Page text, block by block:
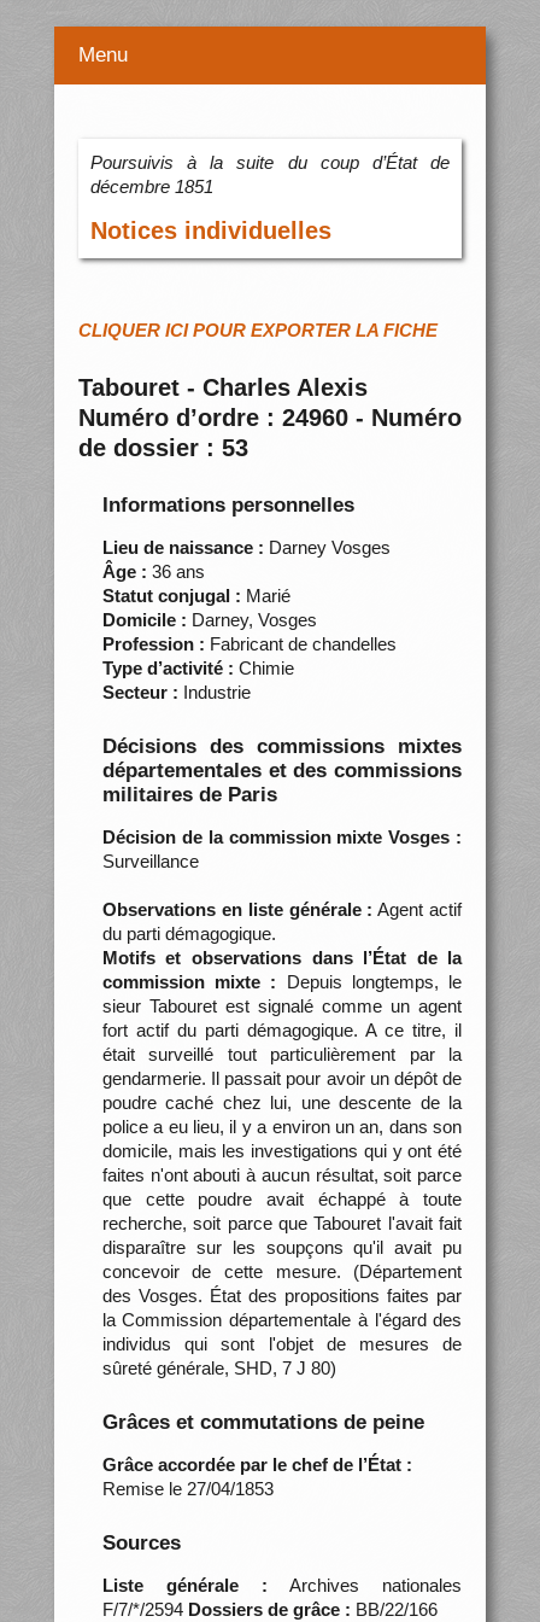
Menu
Poursuivis à la suite du coup d’État de
décembre 1851
Notices individuelles
CLIQUER ICI POUR EXPORTER LA FICHE
Tabouret - Charles Alexis
Numéro d’ordre : 24960 - Numéro
de dossier : 53
Informations personnelles
Lieu de naissance : Darney Vosges
Âge : 36 ans
Statut conjugal : Marié
Domicile : Darney, Vosges
Profession : Fabricant de chandelles
Type d’activité : Chimie
Secteur : Industrie
Décisions des commissions mixtes
départementales et des commissions
militaires de Paris
Décision de la commission mixte Vosges :
Surveillance
Observations en liste générale : Agent actif
du parti démagogique.
Motifs et observations dans l’État de la
commission mixte : Depuis longtemps, le
sieur Tabouret est signalé comme un agent
fort actif du parti démagogique. A ce titre, il
était surveillé tout particulièrement par la
gendarmerie. Il passait pour avoir un dépôt de
poudre caché chez lui, une descente de la
police a eu lieu, il y a environ un an, dans son
domicile, mais les investigations qui y ont été
faites n'ont abouti à aucun résultat, soit parce
que cette poudre avait échappé à toute
recherche, soit parce que Tabouret l'avait fait
disparaître sur les soupçons qu'il avait pu
concevoir de cette mesure. (Département
des Vosges. État des propositions faites par
la Commission départementale à l'égard des
individus qui sont l'objet de mesures de
sûreté générale, SHD, 7 J 80)
Grâces et commutations de peine
Grâce accordée par le chef de l’État :
Remise le 27/04/1853
Sources
Liste générale : Archives nationales
F/7/*/2594 Dossiers de grâce : BB/22/166